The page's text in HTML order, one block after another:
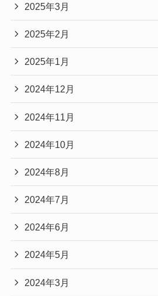
2025年3月
2025年2月
2025年1月
2024年12月
2024年11月
2024年10月
2024年8月
2024年7月
2024年6月
2024年5月
2024年3月